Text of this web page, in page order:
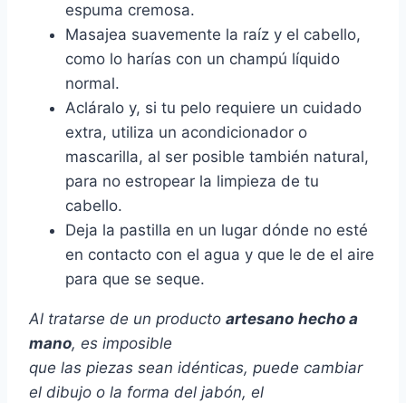
espuma cremosa.
Masajea suavemente la raíz y el cabello,
como lo harías con un champú líquido
normal.
Acláralo y, si tu pelo requiere un cuidado
extra, utiliza un acondicionador o
mascarilla, al ser posible también natural,
para no estropear la limpieza de tu
cabello.
Deja la pastilla en un lugar dónde no esté
en contacto con el agua y que le de el aire
para que se seque.
Al tratarse de un producto artesano hecho a
mano, es imposible
que las piezas sean idénticas, puede cambiar
el dibujo o la forma del jabón, el